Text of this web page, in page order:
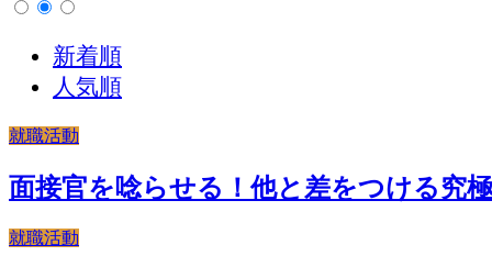
新着順
人気順
就職活動
面接官を唸らせる！他と差をつける究
就職活動